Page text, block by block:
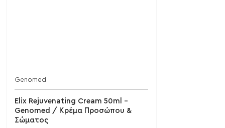
Genomed
Elix Rejuvenating Cream 50ml -
Genomed / Κρέμα Προσώπου &
Σώματος